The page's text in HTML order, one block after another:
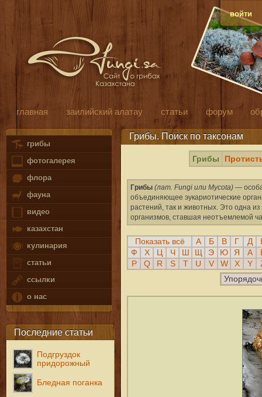
войти
главная заилийский алатау статьи форум
грибы
фотогалерея
флора
фауна
видео
казахстан
кулинария
статьи
ссылки
о нас
Последние статьи
Подгруздок
придорожный
Бледная поганка
Грибы. Поиск по таксонам
Грибы
Грибы (лат. Fungi или Mycota) —
объединяющее эукариотические
растений, так и животных. Это одна
организмов, ставшая неотъемлемой
Показать всё А Б В Г Д
Ф
Х Ч Э Ю Я A
P
Q R S T U V W X Y